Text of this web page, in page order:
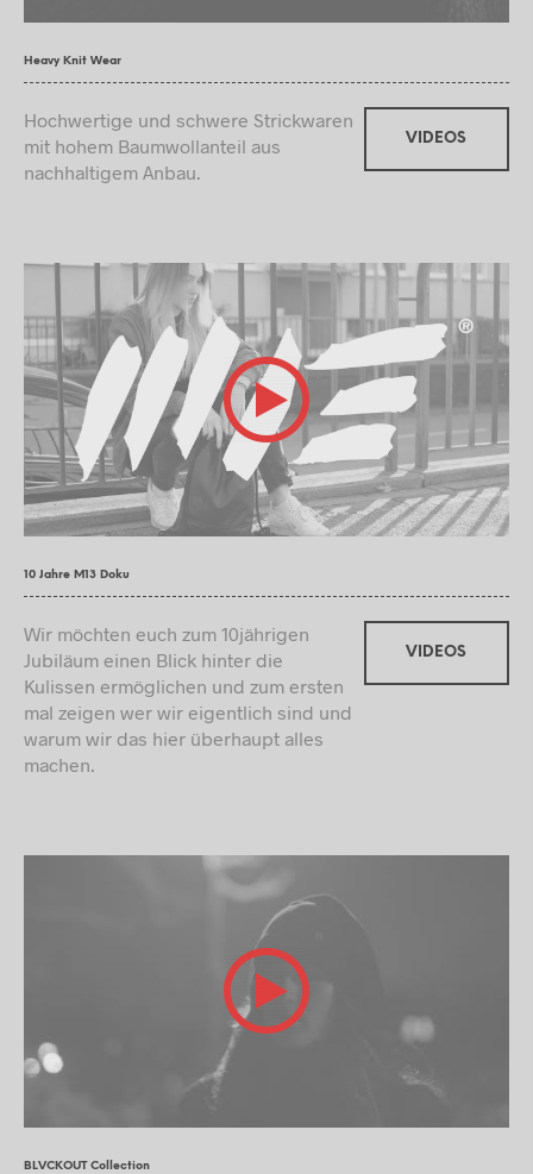
Heavy Knit Wear
Hochwertige und schwere Strickwaren
mit hohem Baumwollanteil aus
nachhaltigem Anbau.
VIDEOS
10 Jahre M13 Doku
Wir möchten euch zum 10jährigen
Jubiläum einen Blick hinter die
Kulissen ermöglichen und zum ersten
mal zeigen wer wir eigentlich sind und
warum wir das hier überhaupt alles
machen.
VIDEOS
BLVCKOUT Collection